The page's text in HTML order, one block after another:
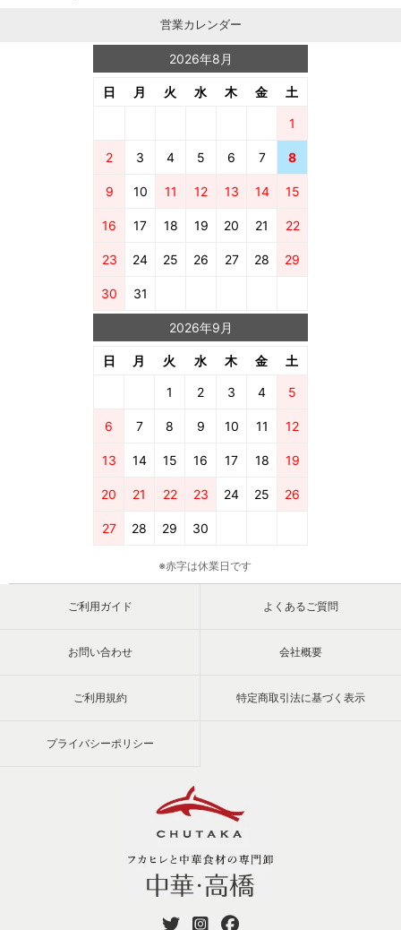
営業カレンダー
2026年8月
日 月 火 水 木 金 土
1
2 3 4 5 6 7 8
9 10 11 12 13 14 15
16 17 18 19 20 21 22
23 24 25 26 27 28 29
30 31
2026年9月
日 月 火 水 木 金 土
1 2 3 4 5
6 7 8 9 10 11 12
13 14 15 16 17 18 19
20 21 22 23 24 25 26
27 28 29 30
※赤字は休業日です
ご利用ガイド よくあるご質問
お問い合わせ 会社概要
ご利用規約 特定商取引法に基づく表示
プライバシーポリシー